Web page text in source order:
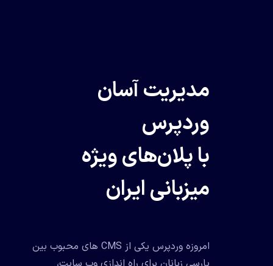
مدیریت آسان
وردپرس
با پلان‌های ویژه
میزبانی ایران
امروزه وردپرس یکی از CMS های محبوب بین